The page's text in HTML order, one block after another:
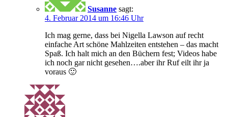
Susanne sagt:
4. Februar 2014 um 16:46 Uhr
Ich mag gerne, dass bei Nigella Lawson auf recht
einfache Art schöne Mahlzeiten entstehen – das macht
Spaß. Ich halt mich an den Büchern fest; Videos habe
ich noch gar nicht gesehen….aber ihr Ruf eilt ihr ja
voraus 🙂